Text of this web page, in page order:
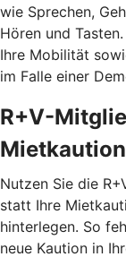
wie Sprechen,
Hören und
Ihre Mobilität
im Falle einer
R+V-
Nutzen Sie die
statt Ihre
hinterlegen. So
neue Kaution in